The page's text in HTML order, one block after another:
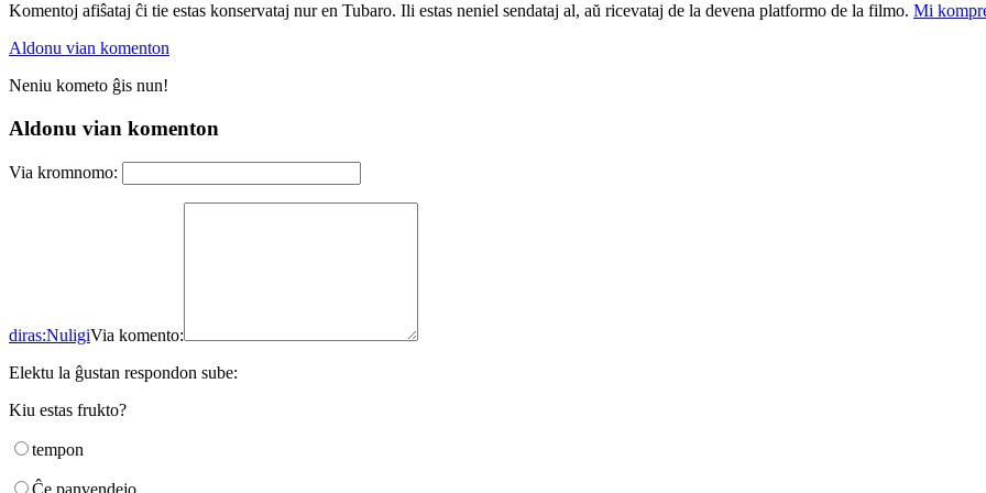
Komentoj afiŝataj ĉi tie estas konservataj nur en Tubaro. Ili estas neniel sendataj al, aŭ ricevataj de la devena platformo de la filmo. Mi
Aldonu vian komenton
Neniu kometo ĝis nun!
Aldonu vian komenton
Via kromnomo:
diras:NuligiVia komento:
Elektu la ĝustan respondon sube:
Kiu estas frukto?
tempon
Ĉe panvendejo